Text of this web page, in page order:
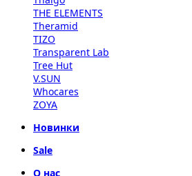
THE ELEMENTS
Theramid
TIZO
Transparent Lab
Tree Hut
V.SUN
Whocares
ZOYA
Новинки
Sale
О нас